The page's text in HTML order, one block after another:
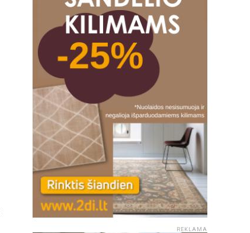
REKLAMA